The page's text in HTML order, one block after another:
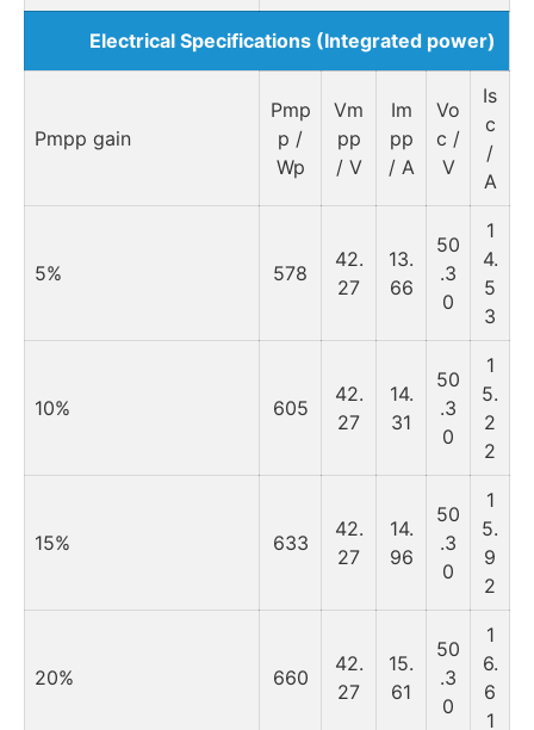
Electrical Specifications (Integrated power)
Pmpp gain
Pmp
p /
Wp
Vm
pp
/ V
Im
pp
/ A
Vo
c /
V
Is
c
/
A
5% 578
42.
27
13.
66
50
.3
0
1
4.
5
3
10% 605
42.
27
14.
31
50
.3
0
1
5.
2
2
15% 633
42.
27
14.
96
50
.3
0
1
5.
9
2
20% 660
42.
27
15.
61
50
.3
0
1
6.
6
1